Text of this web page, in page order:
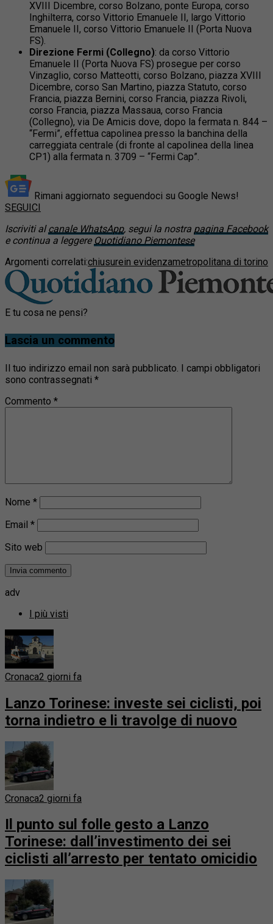
XVIII Dicembre, corso Bolzano, ponte Europa, corso
Inghilterra, corso Vittorio Emanuele II, largo Vittorio
Emanuele II, corso Vittorio Emanuele II (Porta Nuova
FS).
Direzione Fermi (Collegno): da corso Vittorio
Emanuele II (Porta Nuova FS) prosegue per corso
Vinzaglio, corso Matteotti, corso Bolzano, piazza XVIII
Dicembre, corso San Martino, piazza Statuto, corso
Francia, piazza Bernini, corso Francia, piazza Rivoli,
corso Francia, piazza Massaua, corso Francia
(Collegno), via De Amicis dove, dopo la fermata n. 844 –
“Fermi”, effettua capolinea presso la banchina della
carreggiata centrale (di fronte al capolinea della linea
CP1) alla fermata n. 3709 – “Fermi Cap”.
Rimani aggiornato seguendoci su Google News!
SEGUICI
Iscriviti alcanale WhatsApp, segui la nostra pagina Facebook
e continua a leggere Quotidiano Piemontese
Argomenti correlati:chiusurein evidenzametropolitana di torino
E tu cosa ne pensi?
Lascia un commento
Il tuo indirizzo email non sarà pubblicato. I campi obbligatori
sono contrassegnati *
Commento *
Nome *
Email *
Sito web
adv
I più visti
Cronaca2 giorni fa
Lanzo Torinese: investe sei ciclisti, poi
torna indietro e li travolge di nuovo
Cronaca2 giorni fa
Il punto sul folle gesto a Lanzo
Torinese: dall’investimento dei sei
ciclisti all’arresto per tentato omicidio